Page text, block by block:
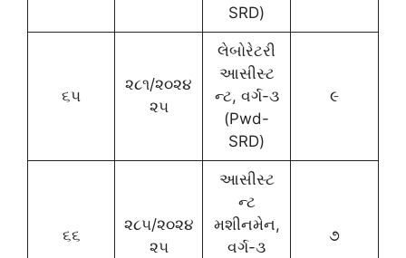
SRD)
૬૫
૨૮૧/૨૦૨૪
૨૫
લેબોરેટરી
આસીસ્ટ
ન્ટ, વર્ગ-૩
(Pwd-
SRD)
૯
૬૬
૨૮૫/૨૦૨૪
૨૫
આસીસ્ટ
ન્ટ
મશીનમેન,
વર્ગ-૩
૭